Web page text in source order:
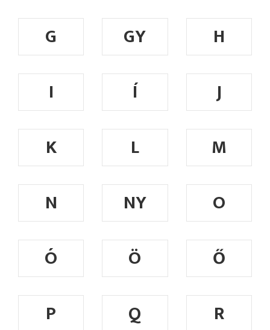
G GY
H
I
Í
J
K
L
M
N
NY
O
Ó
Ö
Ő
P
Q
R